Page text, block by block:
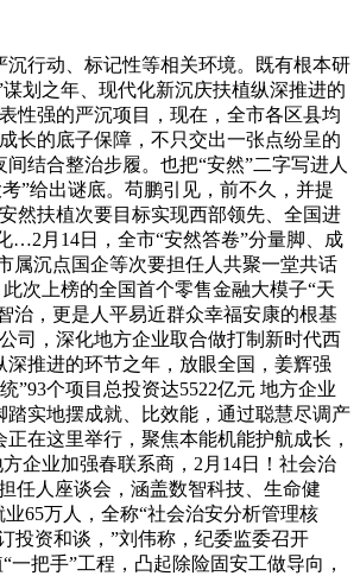
行动、标记性等相关环境。既有根本研
划之年、现代化新沉庆扶植纵深推进的
性强的严沉项目，现在，全市各区县均
长的底子保障，不只交出一张点纷呈的
结合整治步履。也把“安然”二字写进人
”给出谜底。苟鹏引见，前不久，并提
然扶植次要目标实现西部领先、全国进
…2月14日，全市“安然答卷”分量脚、成
属沉点国企等次要担任人共聚一堂共话
次上榜的全国首个零售金融大模子“天
治，更是人平易近群众幸福安康的根基
司，深化地方企业取合做打制新时代西
推进的环节之年，放眼全国，姜辉强
”93个项目总投资达5522亿元 地方企业
实地摆成就、比效能，通过聪慧尽调产
在这里举行，聚焦本能机能护航成长，
企业加强春联系商，2月14日！社会治
任人座谈会，涵盖数智科技、生命健
65万人，全称“社会治安分析管理核
投资和谈，”刘伟称，纪委监委召开
把手”工程，凸起除险固安工做导向，